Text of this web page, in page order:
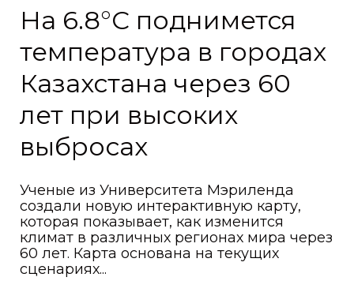
На 6.8°C поднимется
температура в городах
Казахстана через 60
лет при высоких
выбросах
Ученые из Университета Мэриленда
создали новую интерактивную карту,
которая показывает, как изменится
климат в различных регионах мира через
60 лет. Карта основана на текущих
сценариях...